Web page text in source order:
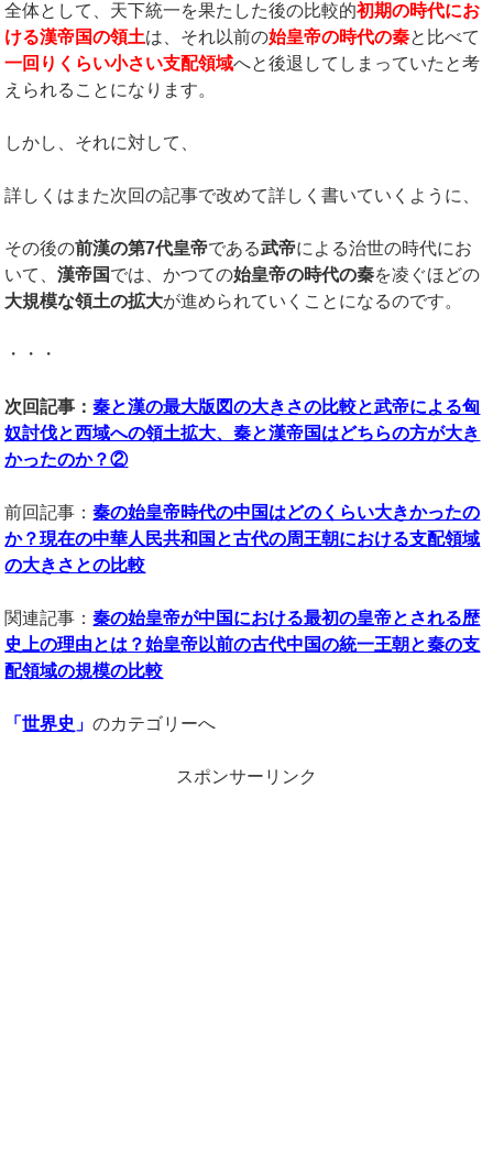
全体として、天下統一を果たした後の比較的初期の時代にお
ける漢帝国の領土は、それ以前の始皇帝の時代の秦と比べて
一回りくらい小さい支配領域へと後退してしまっていたと考
えられることになります。
しかし、それに対して、
詳しくはまた次回の記事で改めて詳しく書いていくように、
その後の前漢の第7代皇帝である武帝による治世の時代にお
いて、漢帝国では、かつての始皇帝の時代の秦を凌ぐほどの
大規模な領土の拡大が進められていくことになるのです。
・・・
次回記事：秦と漢の最大版図の大きさの比較と武帝による匈
奴討伐と西域への領土拡大、秦と漢帝国はどちらの方が大き
かったのか？②
前回記事：秦の始皇帝時代の中国はどのくらい大きかったの
か？現在の中華人民共和国と古代の周王朝における支配領域
の大きさとの比較
関連記事：秦の始皇帝が中国における最初の皇帝とされる歴
史上の理由とは？始皇帝以前の古代中国の統一王朝と秦の支
配領域の規模の比較
「世界史 」のカテゴリーへ
スポンサーリンク